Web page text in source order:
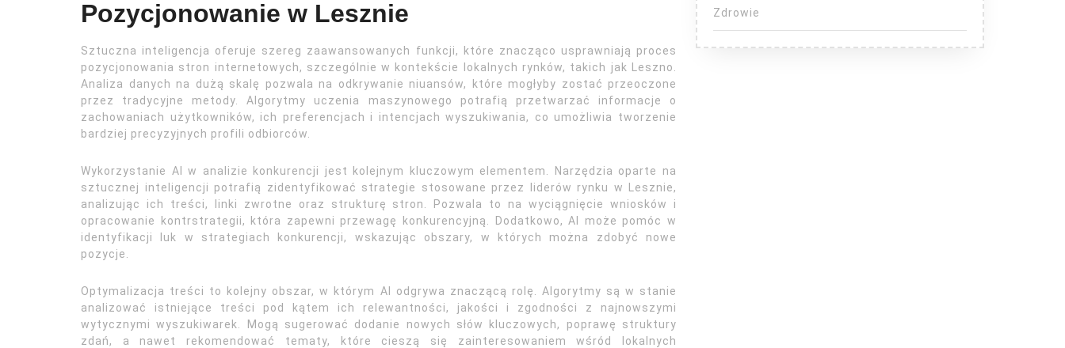
Pozycjonowanie w Lesznie
Sztuczna inteligencja oferuje szereg zaawansowanych funkcji, które znacząco usprawniają proces
pozycjonowania stron internetowych, szczególnie w kontekście lokalnych rynków, takich jak Leszno.
Analiza danych na dużą skalę pozwala na odkrywanie niuansów, które mogłyby zostać przeoczone
przez tradycyjne metody. Algorytmy uczenia maszynowego potrafią przetwarzać informacje o
zachowaniach użytkowników, ich preferencjach i intencjach wyszukiwania, co umożliwia tworzenie
bardziej precyzyjnych profili odbiorców.
Wykorzystanie AI w analizie konkurencji jest kolejnym kluczowym elementem. Narzędzia oparte na
sztucznej inteligencji potrafią zidentyfikować strategie stosowane przez liderów rynku w Lesznie,
analizując ich treści, linki zwrotne oraz strukturę stron. Pozwala to na wyciągnięcie wniosków i
opracowanie kontrstrategii, która zapewni przewagę konkurencyjną. Dodatkowo, AI może pomóc w
identyfikacji luk w strategiach konkurencji, wskazując obszary, w których można zdobyć nowe
pozycje.
Optymalizacja treści to kolejny obszar, w którym AI odgrywa znaczącą rolę. Algorytmy są w stanie
analizować istniejące treści pod kątem ich relewantności, jakości i zgodności z najnowszymi
wytycznymi wyszukiwarek. Mogą sugerować dodanie nowych słów kluczowych, poprawę struktury
zdań, a nawet rekomendować tematy, które cieszą się zainteresowaniem wśród lokalnych
Zdrowie